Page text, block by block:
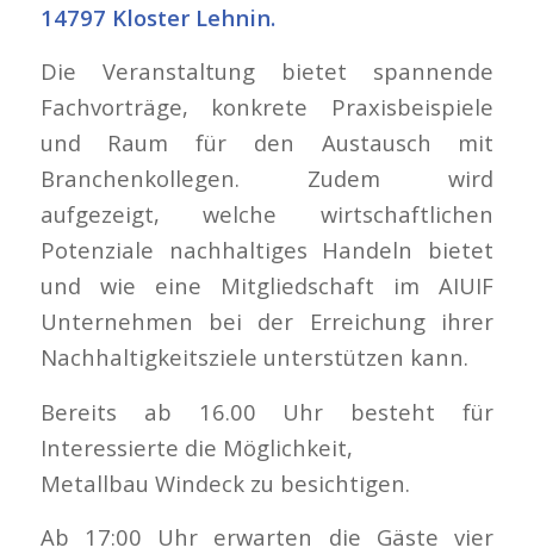
14797 Kloster Lehnin.
Die Veranstaltung bietet spannende
Fachvorträge, konkrete Praxisbeispiele
und Raum für den Austausch mit
Branchenkollegen. Zudem wird
aufgezeigt, welche wirtschaftlichen
Potenziale nachhaltiges Handeln bietet
und wie eine Mitgliedschaft im AIUIF
Unternehmen bei der Erreichung ihrer
Nachhaltigkeitsziele unterstützen kann.
Bereits ab 16.00 Uhr besteht für
Interessierte die Möglichkeit,
Metallbau Windeck zu besichtigen.
Ab 17:00 Uhr erwarten die Gäste vier